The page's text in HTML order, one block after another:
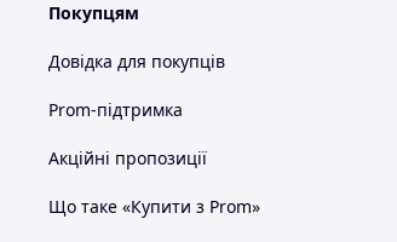
Покупцям
Довідка для покупців
Prom-підтримка
Акційні пропозиції
Що таке «Купити з Prom»